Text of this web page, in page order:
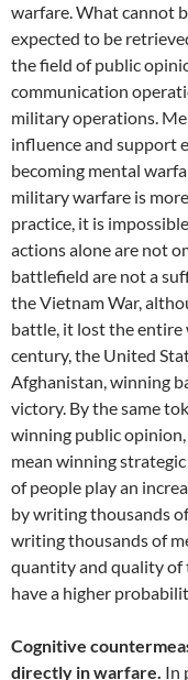
warfare. What cannot
expected to be
the field of public
communication
military operations.
influence and support
becoming mental
military warfare is
practice, it is
actions alone are not
battlefield are not a
the Vietnam War,
battle, it lost the entire
century, the United
Afghanistan, winning
victory. By the same
winning public
mean winning
of people play an
by writing thousands
writing thousands of
quantity and quality of
have a higher
Cognitive
directly in warfare. In